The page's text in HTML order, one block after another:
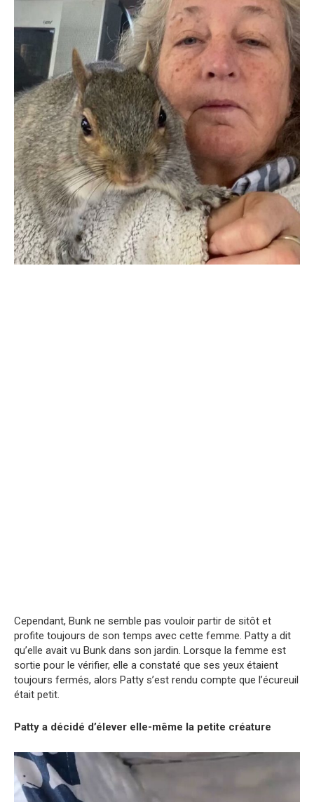
Cependant, Bunk ne semble pas vouloir partir de sitôt et
profite toujours de son temps avec cette femme. Patty a dit
qu’elle avait vu Bunk dans son jardin. Lorsque la femme est
sortie pour le vérifier, elle a constaté que ses yeux étaient
toujours fermés, alors Patty s’est rendu compte que l’écureuil
était petit.
Patty a décidé d’élever elle-même la petite créature